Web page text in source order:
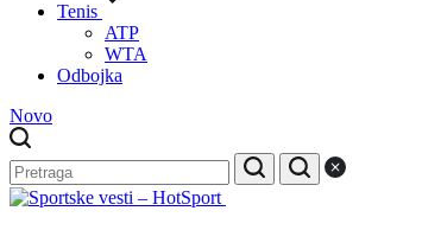
Tenis
ATP
WTA
Odbojka
Novo